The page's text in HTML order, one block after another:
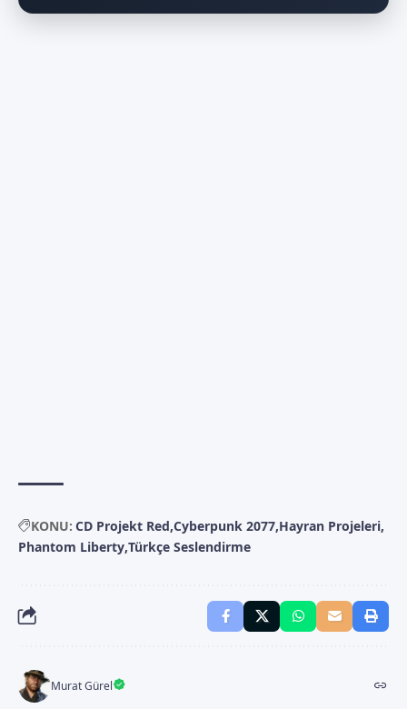
KONU: CD Projekt Red Cyberpunk 2077 Hayran Projeleri
Phantom Liberty Türkçe Seslendirme
Murat Gürel